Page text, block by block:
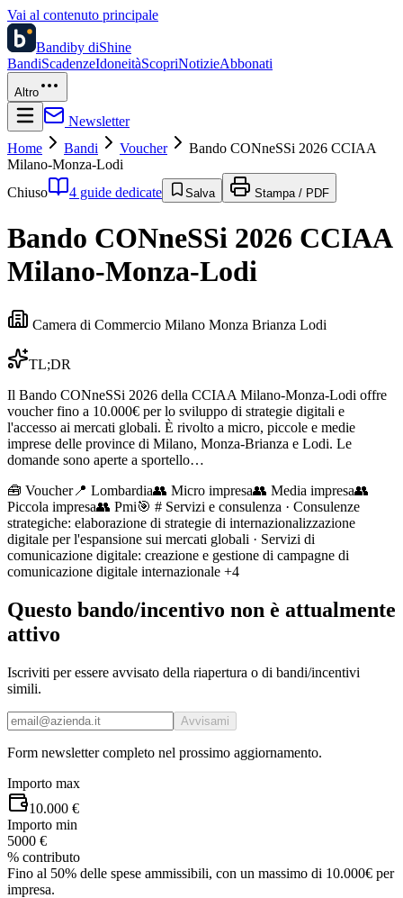
Vai al contenuto principale
Bandiby diShine
BandiScadenzeIdoneitàScopriNotizieAbbonati
Altro
Newsletter
Home
Bandi Voucher
Bando CONneSSi 2026 CCIAA
Milano-Monza-Lodi
Chiuso
4 guide dedicate Salva Stampa / PDF
Bando CONneSSi 2026 CCIAA
Milano-Monza-Lodi
Camera di Commercio Milano Monza Brianza Lodi
TL;DR
Il Bando CONneSSi 2026 della CCIAA Milano-Monza-Lodi offre
voucher fino a 10.000€ per lo sviluppo di strategie digitali e
l'accesso ai mercati globali. È rivolto a micro, piccole e medie
imprese delle province di Milano, Monza-Brianza e Lodi. Le
domande sono aperte a sportello…
🧰 Voucher📍 Lombardia👥 Micro impresa👥 Media impresa👥
Piccola impresa👥 Pmi🎯 # Servizi e consulenza · Consulenze
strategiche: elaborazione di strategie di internazionalizzazione
digitale per l'espansione sui mercati globali · Servizi di
comunicazione digitale: creazione e gestione di campagne di
comunicazione digitale internazionale +4
Questo bando/incentivo non è attualmente
attivo
Iscriviti per essere avvisato della riapertura o di bandi/incentivi
simili.
Avvisami
Form newsletter completo nel prossimo aggiornamento.
Importo max
10.000 €
Importo min
5000 €
% contributo
Fino al 50% delle spese ammissibili, con un massimo di 10.000€ per
impresa.